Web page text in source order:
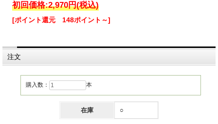
初回価格:2,970円(税込)
[ポイント還元 148ポイント～]
注文
購入数： 本
在庫 ○